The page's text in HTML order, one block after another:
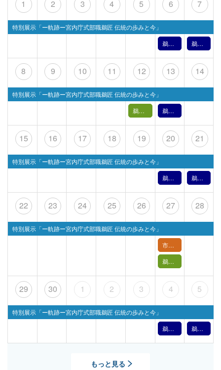
1
特別展示「ー軌跡ー宮内庁式部職鵜匠 伝統の歩みと今」
2 3 4 5 6
鵜飼文化の紹介【6月6日】（2026年）
7
鵜飼文化の紹介【6月7日】（2026年）
8
特別展示「ー軌跡ー宮内庁式部職鵜匠 伝統の歩みと今」
9 10 11 12
鵜飼バックヤードツアー【 6月12日(金) 】
13
鵜飼文化の紹介【6月13日】（2026年）
14
15
特別展示「ー軌跡ー宮内庁式部職鵜匠 伝統の歩みと今」
16 17 18 19 20
鵜飼文化の紹介【6月20日】（2026年）
21
鵜飼文化の紹介【6月21日】（2026年）
22
特別展示「ー軌跡ー宮内庁式部職鵜匠 伝統の歩みと今」
23 24 25 26 27
市民講座「長良川を縁の下で支える～技の環の取り組み～」
鵜飼バックヤードツアー【 6月27日(土) 】
28
29
特別展示「ー軌跡ー宮内庁式部職鵜匠 伝統の歩みと今」
30 1 2 3 4
鵜飼文化の紹介【7月4日】（2026年）
5
鵜飼文化の紹介【7月5日】（2026年）
もっと見る